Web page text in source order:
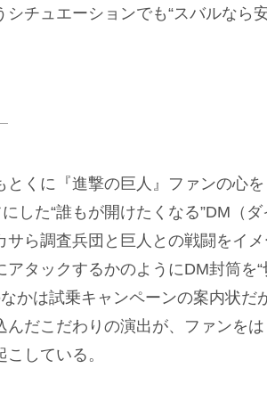
シチュエーションでも“スバルなら
くに『進撃の巨人』ファンの心を
した“誰もが開けたくなる”DM（
サら調査兵団と巨人との戦闘をイ
タックするかのようにDM封筒を“
かは試乗キャンペーンの案内状だ
んだこだわりの演出が、ファンを
している。